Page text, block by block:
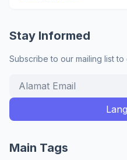
Stay Informed
Subscribe to our mailing list
Main Tags